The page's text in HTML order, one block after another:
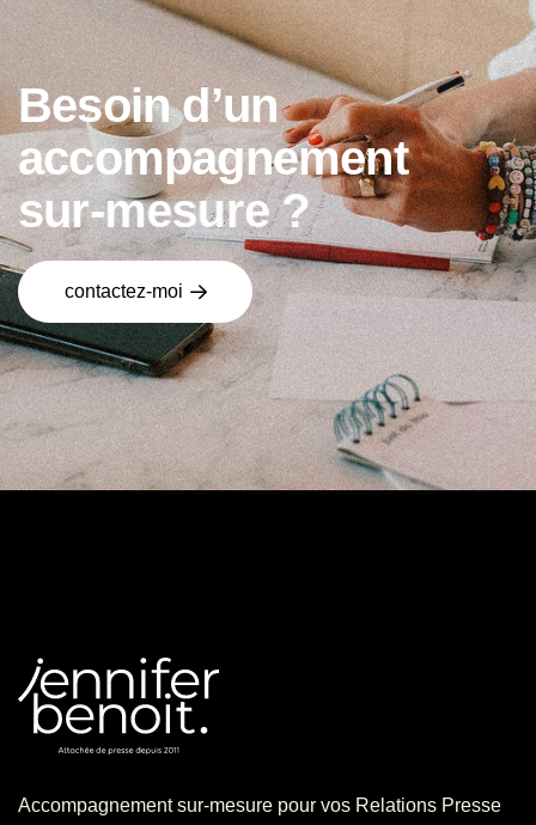
Besoin d’un
accompagnement
sur-mesure ?
contactez-moi
Accompagnement sur-mesure pour vos Relations Presse